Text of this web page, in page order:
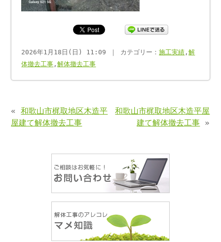
2026年1月18日(日) 11:09 ｜ カテゴリー：施工実績 ,解
体撤去工事 ,解体撤去工事
«和歌山市梶取地区木造平
屋建て解体撤去工事
和歌山市梶取地区木造平屋
建て解体撤去工事 »